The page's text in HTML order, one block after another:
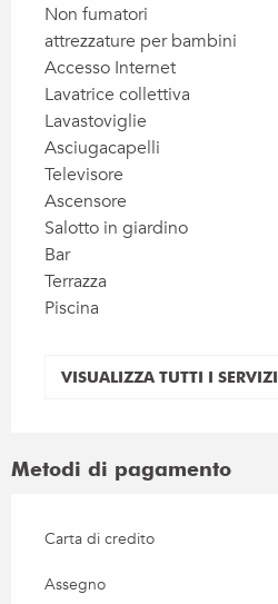
Non fumatori
attrezzature per bambini
Accesso Internet
Lavatrice collettiva
Lavastoviglie
Asciugacapelli
Televisore
Ascensore
Salotto in giardino
Bar
Terrazza
Piscina
VISUALIZZA TUTTI I SERVIZI
Metodi di pagamento
Carta di credito
Assegno